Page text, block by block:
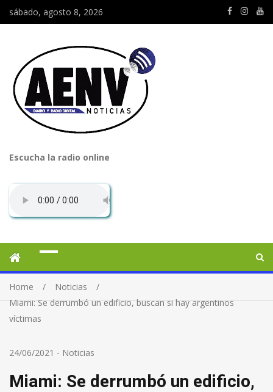
sábado, agosto 8, 2026
Escucha la radio online
Home
Noticias
Miami: Se derrumbó un edificio, buscan si hay argentinos
víctimas
24/06/2021 - Noticias
Miami: Se derrumbó un edificio,